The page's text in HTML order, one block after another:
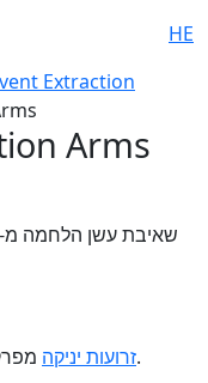
HE
Extraction
Arms
זרועות יניקהמפרקיות בקוטר 75 מ”מ ובאורך 120 ס”מ.